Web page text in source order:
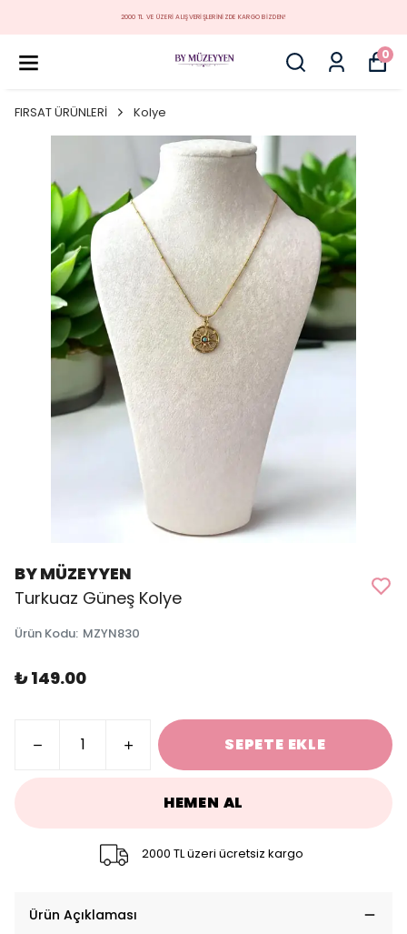
MÜZEYYEN YENİ KOLEKSİYON
0
FIRSAT ÜRÜNLERİ Kolye
BY MÜZEYYEN
Turkuaz Güneş Kolye
Ürün Kodu: MZYN830
₺ 149.00
SEPETE EKLE
HEMEN AL
2000 TL üzeri ücretsiz kargo
Ürün Açıklaması